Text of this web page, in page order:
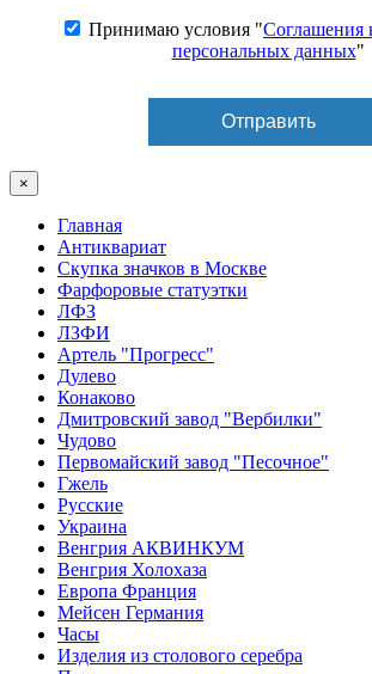
Принимаю условия "Соглашения
персональных данных"
×
Главная
Антиквариат
Скупка значков в Москве
Фарфоровые статуэтки
ЛФЗ
ЛЗФИ
Артель "Прогресс"
Дулево
Конаково
Дмитровский завод "Вербилки"
Чудово
Первомайский завод "Песочное"
Гжель
Русские
Украина
Венгрия АКВИНКУМ
Венгрия Холохаза
Европа Франция
Мейсен Германия
Часы
Изделия из столового серебра